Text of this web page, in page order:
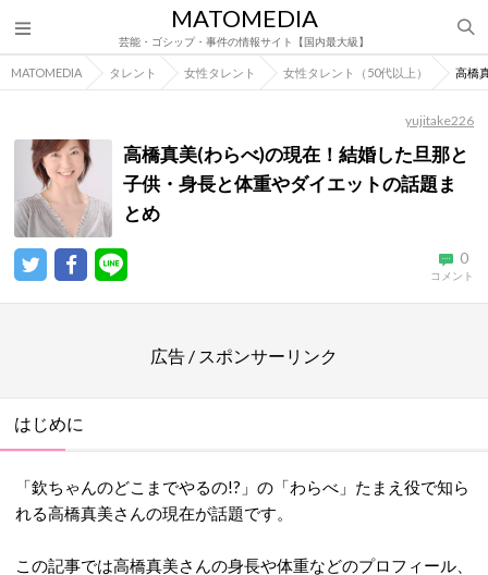
MATOMEDIA
芸能・ゴシップ・事件の情報サイト【国内最大級】
MATOMEDIA タレント 女性タレント 女性タレント（50代以上） 高橋
yujitake226
高橋真美(わらべ)の現在！結婚した旦那と
子供・身長と体重やダイエットの話題ま
とめ
0
コメント
広告 / スポンサーリンク
はじめに
「欽ちゃんのどこまでやるの!?」の「わらべ」たまえ役で知ら
れる高橋真美さんの現在が話題です。
この記事では高橋真美さんの身長や体重などのプロフィール、